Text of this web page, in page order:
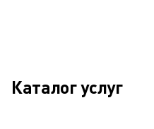
Каталог услуг